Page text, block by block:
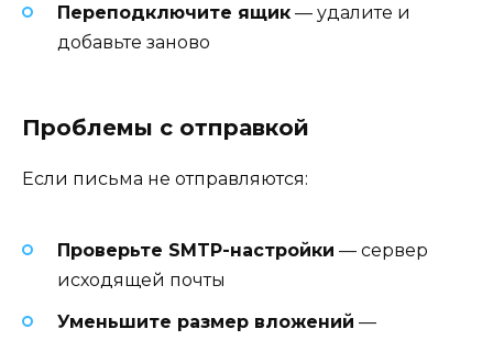
Переподключите ящик — удалите и
добавьте заново
Проблемы с отправкой
Если письма не отправляются:
Проверьте SMTP-настройки — сервер
исходящей почты
Уменьшите размер вложений —